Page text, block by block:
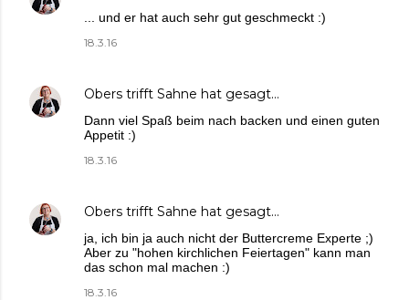
... und er hat auch sehr gut geschmeckt :)
18.3.16
Obers trifft Sahne hat gesagt…
Dann viel Spaß beim nach backen und einen guten
Appetit :)
18.3.16
Obers trifft Sahne hat gesagt…
ja, ich bin ja auch nicht der Buttercreme Experte ;)
Aber zu "hohen kirchlichen Feiertagen" kann man
das schon mal machen :)
18.3.16